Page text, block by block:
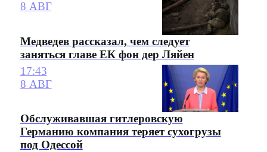
8 АВГ
Медведев рассказал, чем следует
заняться главе ЕК фон дер Ляйен
17:43
8 АВГ
Обслуживавшая гитлеровскую
Германию компания теряет сухогрузы
под Одессой